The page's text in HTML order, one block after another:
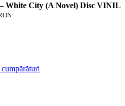
White City (A Novel) Disc VINIL